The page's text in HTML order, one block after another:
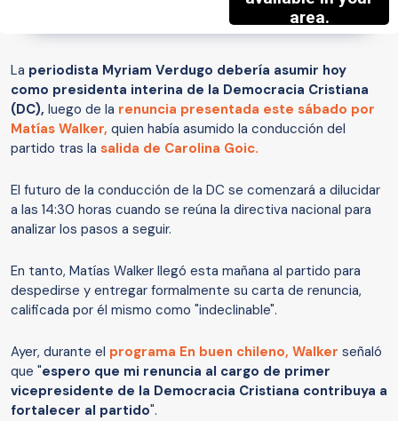
La periodista Myriam Verdugo debería asumir hoy
como presidenta interina de la Democracia Cristiana
(DC), luego de la renuncia presentada este sábado por
Matías Walker, quien había asumido la conducción del
partido tras la salida de Carolina Goic.
El futuro de la conducción de la DC se comenzará a dilucidar
a las 14:30 horas cuando se reúna la directiva nacional para
analizar los pasos a seguir.
En tanto, Matías Walker llegó esta mañana al partido para
despedirse y entregar formalmente su carta de renuncia,
calificada por él mismo como "indeclinable".
Ayer, durante el programa En buen chileno, Walker señaló
que "espero que mi renuncia al cargo de primer
vicepresidente de la Democracia Cristiana contribuya a
fortalecer al partido".